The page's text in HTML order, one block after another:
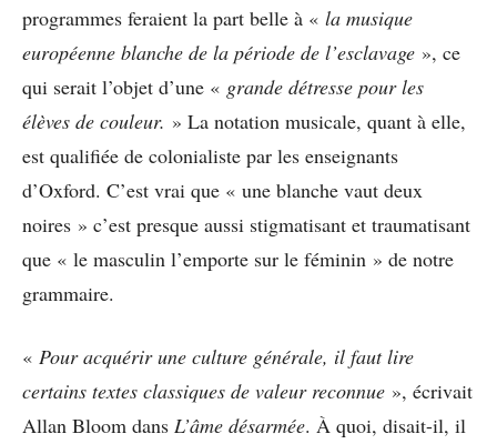
programmes feraient la part belle à « la musique
européenne blanche de la période de l’esclavage », ce
qui serait l’objet d’une « grande détresse pour les
élèves de couleur. » La notation musicale, quant à elle,
est qualifiée de colonialiste par les enseignants
d’Oxford. C’est vrai que « une blanche vaut deux
noires » c’est presque aussi stigmatisant et traumatisant
que « le masculin l’emporte sur le féminin » de notre
grammaire.
« Pour acquérir une culture générale, il faut lire
certains textes classiques de valeur reconnue », écrivait
Allan Bloom dans L’âme désarmée. À quoi, disait-il, il